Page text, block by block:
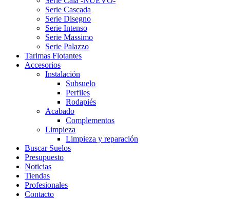
Serie Cascada
Serie Disegno
Serie Intenso
Serie Massimo
Serie Palazzo
Tarimas Flotantes
Accesorios
Instalación
Subsuelo
Perfiles
Rodapiés
Acabado
Complementos
Limpieza
Limpieza y reparación
Buscar Suelos
Presupuesto
Noticias
Tiendas
Profesionales
Contacto